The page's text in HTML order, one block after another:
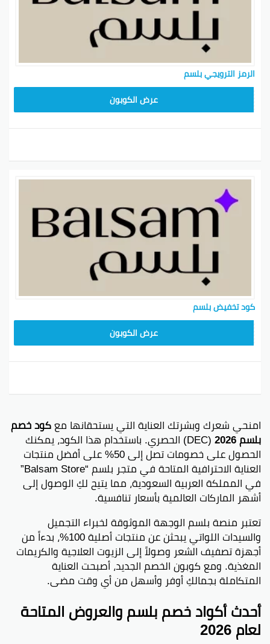
الرمز الترويجي بلسم
عرض الكوبون
كود تخفيض بلسم
عرض الكوبون
امنحي شعرك وبشرتك العناية التي يستحقانها معكود خصم
بلسم 2026 (DEC) الحصري. باستخدام هذا الكود، يمكنك
الحصول على خصومات تصل إلى 50% على أفضل منتجات
العناية الاحترافية المتاحة في متجر بلسم “Balsam Store”
في المملكة العربية السعودية، مما يتيح لكِ الوصول إلى
أشهر الماركات العالمية بأسعار تنافسية.
تعتبر منصة بلسم الوجهة الموثوقة لخبراء التجميل
والسيدات اللواتي يبحثن عن منتجات أصلية 100%، بدءاً من
أجهزة تصفيف الشعر وصولاً إلى الزيوت العلاجية والكريمات
المغذية. ومع كوبون الخصم الجديد، أصبحت العناية
المتكاملة بجمالكِ أوفر وأسهل من أي وقت مضى.
أحدث أكواد خصم بلسم والعروض المتاحة
لعام 2026